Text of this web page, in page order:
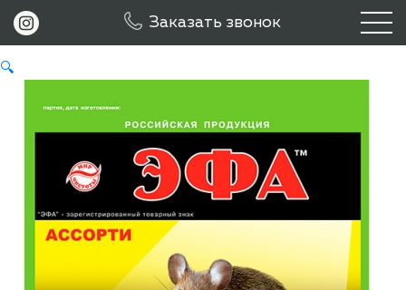
Заказать звонок
ЭФА Ассорти 150гр
🔍